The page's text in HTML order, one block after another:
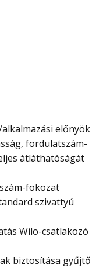
előnyök
fordulatszám-
átláthatóságát
fokozat
szivattyú
Wilo-csatlakozó
biztosítása gyűjtő